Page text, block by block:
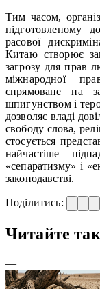
Тим часом,
підготовленому
расової
Китаю створює
загрозу для прав
міжнародної
спрямоване на
шпигунством і
дозволяє владі
свободу слова,
стосується
найчастіше
«сепаратизму» і
законодавстві.
Поділитись:
Читайте
—